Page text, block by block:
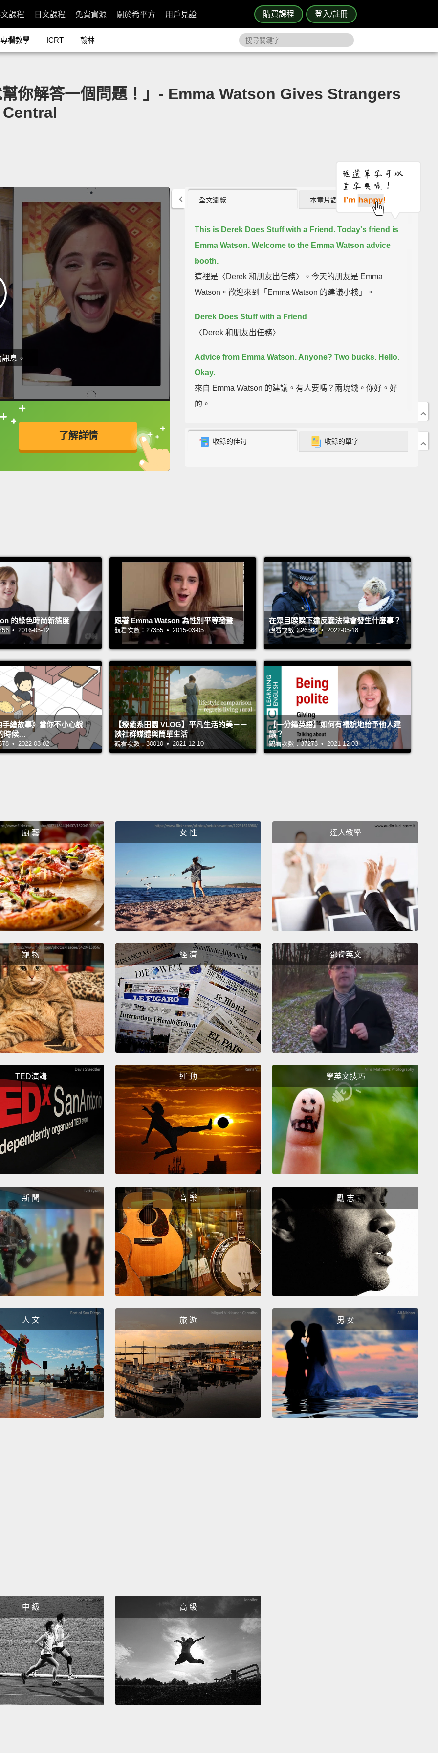
購買課程 登入/註冊
課程 日文課程 免費資源 關於希平方 用戶見證
專欄教學 ICRT 翰林
你解答一個問題！」- Emma Watson Gives Strangers
息。
了解詳情
接查字典喔！
英
全文瀏覽 本章片語 (0)
This is Derek Does Stuff with a Friend. Today's friend is
Emma Watson. Welcome to the Emma Watson advice
booth.
這裡是〈Derek 和朋友出任務〉。今天的朋友是 Emma
Watson。歡迎來到「Emma Watson 的建議小棧」。
Derek Does Stuff with a Friend
〈Derek 和朋友出任務〉
Advice from Emma Watson. Anyone? Two bucks. Hello.
Okay.
來自 Emma Watson 的建議。有人要嗎？兩塊錢。你好。好
的。
Hello. How do I tell my friends that my wife and I are
expecting our first child?
It's a pretty good one.
謝謝。
Really freak them out. I'd be like, "There's something very
important that I really need to talk to you about, and it's
very serious."
Really lower their expectations; they're not
excited. And then, "We're having a baby." And then they'll
be like, "That's freaking awesome!"
要嚇死他們。我會說：「我有一件非常重要的事情需要跟你談
談，而且很嚴肅。」降低他們的期待；讓他們一點都不興奮。
然後再說：「我們要有小孩了。」他們就會：「那也太棒了
吧!」
Thank you.
謝謝。
恭喜!
All right, guys. Who's got two dollars and a question for
Emma?
You've got one?
好的，各位。誰有兩塊美元和一個問題給 Emma？你有問題
嗎？
I can ask anything?
You can ask any question you'd like.
你可以問任何你想問的問題。
Anything.
任何問題。
Any question you'd like.
Anything.
What can I get my girlfriend today for Valentine's?
今天情人節我可以送我女友什麼東西？
Go and buy her jewelry and feed her cheese.
I'm not the biggest fan of cheese.
我不是很喜歡起司。
No! What?
不!什麼？
I don't like cheese.
我不喜歡起司。
This is so sad for you.
Have you ever had manchego with
quince?
這也太悲傷了吧。你有吃過曼徹格起司配溫桲（註）嗎？
She's a big fan of cheese.
她很喜歡起司。
She's speaking English, and I don't know what you're
我從來沒有遇過不喜歡起司的人。
Where are you finding these people there?
你都從哪裡找來這些人啊？
I don't know.
我不知道。
Look! Can you see them, Emma—
收錄的佳句 收錄的單字
的綠色時尚新態度
• 2016-05-12
跟著 Emma Watson 為性別平等發聲
觀看次數：27355 • 2015-03-05
在眾目睽睽下違反蠢法律會發生什麼事？
觀看次數：26564 • 2022-05-18
繪故事》當你不小心說
時候…
• 2022-03-02
【療癒系田園 VLOG】平凡生活的美－－
談社群媒體與簡單生活
觀看次數：30010 • 2021-12-10
【一分鐘英語】如何有禮貌地給予他人建
議？
觀看次數：37273 • 2021-12-03
廚 藝 女 性 達人教學
寵 物 經 濟 鄧肯英文
TED演講 運 動 學英文技巧
新 聞 音 樂 勵 志
人 文 旅 遊 男 女
中 級 高 級